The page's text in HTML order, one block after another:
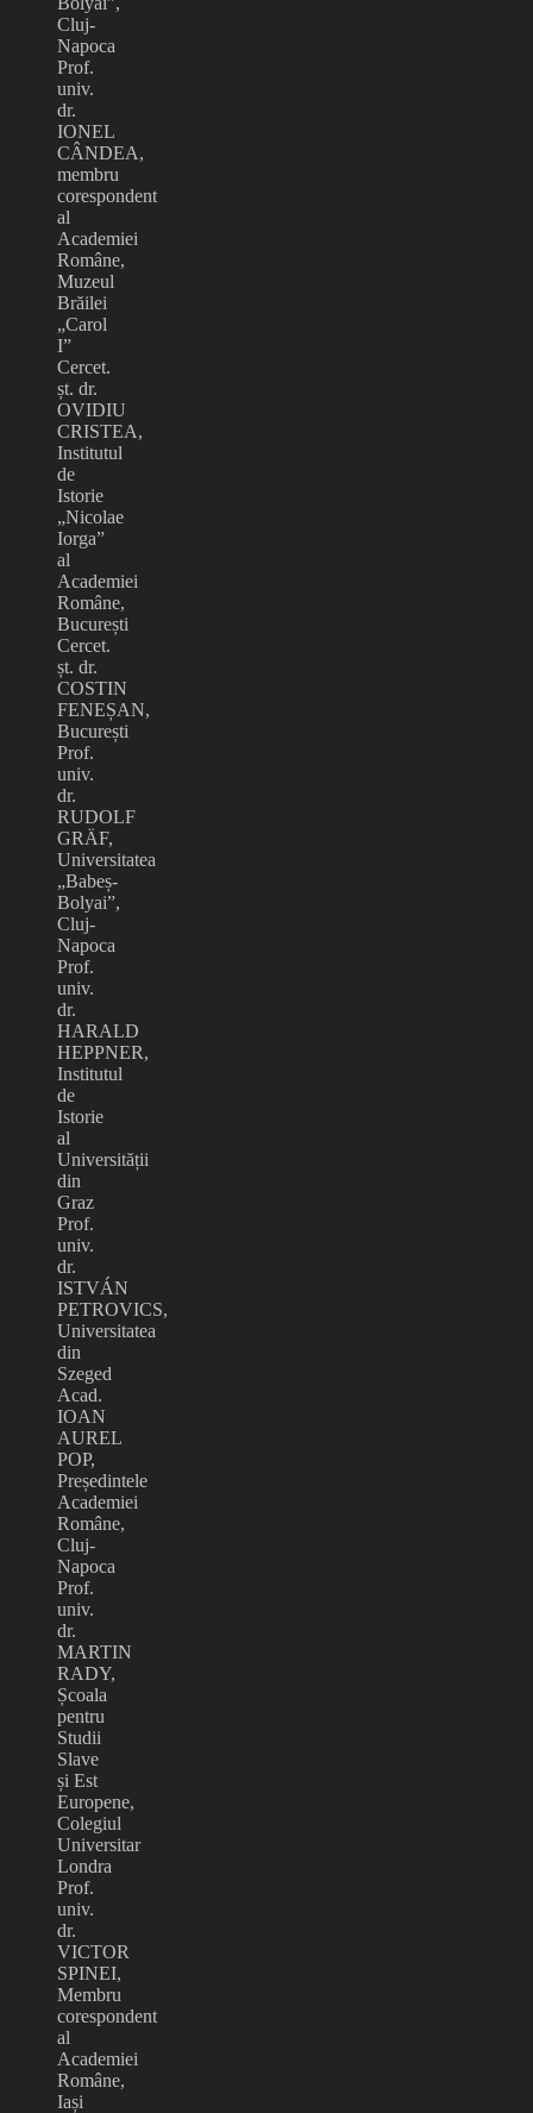
Cluj-
Napoca
Prof.
univ.
dr.
IONEL
CÂNDEA,
membru
corespondent
al
Academiei
Române,
Muzeul
Brăilei
„Carol
I”
Cercet.
șt. dr.
OVIDIU
CRISTEA,
Institutul
de
Istorie
„Nicolae
Iorga”
al
Academiei
Române,
București
Cercet.
șt. dr.
COSTIN
FENEȘAN,
București
Prof.
univ.
dr.
RUDOLF
GRÄF,
Universitatea
„Babeș-
Bolyai”,
Cluj-
Napoca
Prof.
univ.
dr.
HARALD
HEPPNER,
Institutul
de
Istorie
al
Universității
din
Graz
Prof.
univ.
dr.
ISTVÁN
PETROVICS,
Universitatea
din
Szeged
Acad.
IOAN
AUREL
POP,
Președintele
Academiei
Române,
Cluj-
Napoca
Prof.
univ.
dr.
MARTIN
RADY,
Școala
pentru
Studii
Slave
și Est
Europene,
Colegiul
Universitar
Londra
Prof.
univ.
dr.
VICTOR
SPINEI,
Membru
corespondent
al
Academiei
Române,
Iași